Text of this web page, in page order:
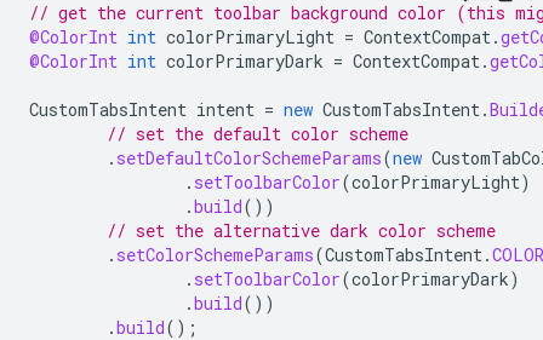
// get the current toolbar background color (this
@ColorInt int colorPrimaryLight = ContextCompat.
@ColorInt int colorPrimaryDark = ContextCompat.
CustomTabsIntent intent = new CustomTabsIntent.
// set the default color scheme
. setDefaultColorSchemeParams(new
. setToolbarColor(colorPrimaryLight)
.build())
// set the alternative dark color scheme
. setColorSchemeParams(CustomTabsIntent.
. setToolbarColor(colorPrimaryDark)
.build())
.build();